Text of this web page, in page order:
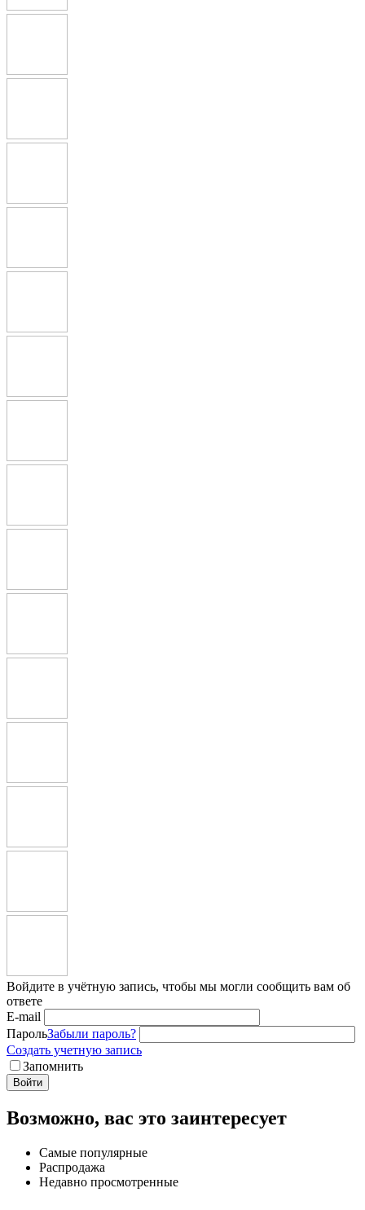
Войдите в учётную запись, чтобы мы могли сообщить вам об
ответе
E-mail
ПарольЗабыли пароль?
Создать учетную запись
Запомнить
Войти
Возможно, вас это заинтересует
Самые популярные
Распродажа
Недавно просмотренные